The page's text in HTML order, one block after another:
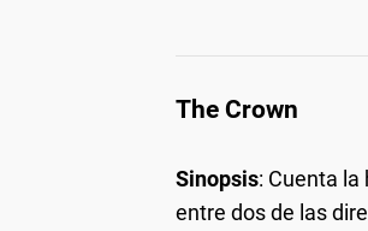
The Crown
Sinopsis: Cuenta la
entre dos de las